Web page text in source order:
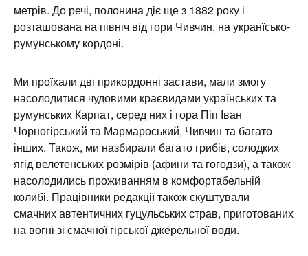
метрів. До речі, полонина діє ще з 1882 року і
розташована на північ від гори Чивчин, на укранїсько-
румунському кордоні.
Ми проїхали дві прикордонні застави, мали змогу
насолодитися чудовими краєвидами українських та
румунських Карпат, серед них і гора Піп Іван
Чорногірський та Мармароський, Чивчин та багато
інших. Також, ми назбирали багато грибів, солодких
ягід велетенських розмірів (афини та гогодзи), а також
насолодились проживанням в комфортабельній
колибі. Працівники редакції також скуштували
смачних автентичних гуцульських страв, приготованих
на вогні зі смачної гірської джерельної води.